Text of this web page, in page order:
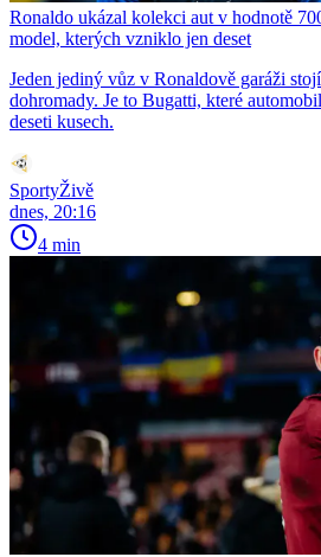
Ronaldo ukázal kolekci aut v hodnotě
model, kterých vzniklo jen deset
Jeden jediný vůz v Ronaldově garáži
dohromady. Je to Bugatti, které
deseti kusech.
SportyŽivě
dnes, 20:16
4 min